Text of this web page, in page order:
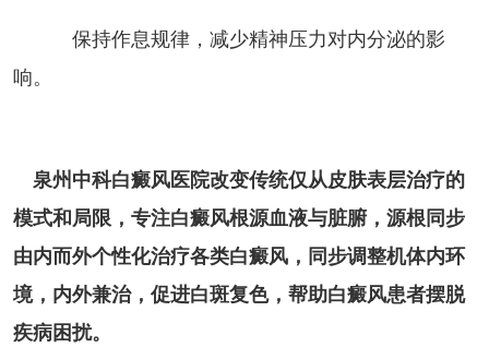
保持作息规律，减少精神压力对内分泌的影
响。
泉州中科白癜风医院改变传统仅从皮肤表层治疗的
模式和局限，专注白癜风根源血液与脏腑，源根同步
由内而外个性化治疗各类白癜风，同步调整机体内环
境，内外兼治，促进白斑复色，帮助白癜风患者摆脱
疾病困扰。